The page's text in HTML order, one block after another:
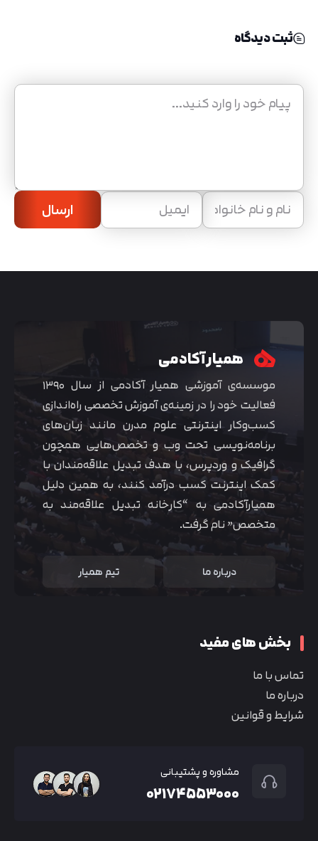
ثبت دیدگاه
ارسال
همیار آکادمی
موسسه‌ی آموزشی همیار آکادمی از سال ۱۳۹۰
فعالیت خود را در زمینه‌ی آموزش تخصصی راه‌اندازی
کسب‌و‌کار اینترنتی علوم مدرن مانند زبان‌های
برنامه‌نویسی تحت وب و تخصص‌هایی همچون
گرافیک و وردپرس، با هدف تبدیل علاقه‌مندان با
کمک اینترنت کسب درآمد کنند، به همین دلیل
همیارآکادمی به “کارخانه تبدیل علاقه‌مند به
متخصص” نام گرفت.
درباره ما تیم همیار
بخش های مفید
تماس با ما
درباره ما
شرایط و قوانین
مشاوره و پشتیبانی
۰۲۱۷۴۵۵۳۰۰۰